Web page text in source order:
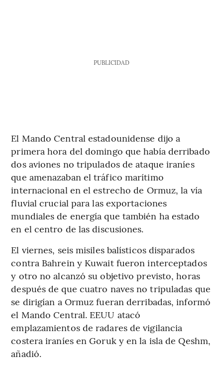
PUBLICIDAD
El Mando Central estadounidense dijo a
primera hora del domingo que había derribado
dos aviones no tripulados de ataque iraníes
que amenazaban el tráfico marítimo
internacional en el estrecho de Ormuz, la vía
fluvial crucial para las exportaciones
mundiales de energía que también ha estado
en el centro de las discusiones.
El viernes, seis misiles balísticos disparados
contra Bahrein y Kuwait fueron interceptados
y otro no alcanzó su objetivo previsto, horas
después de que cuatro naves no tripuladas que
se dirigían a Ormuz fueran derribadas, informó
el Mando Central. EEUU atacó
emplazamientos de radares de vigilancia
costera iraníes en Goruk y en la isla de Qeshm,
añadió.